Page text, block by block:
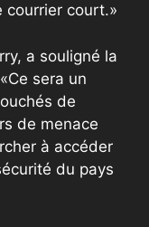
courrier court.»
a souligné la
sera un
de
de menace
à accéder
du pays